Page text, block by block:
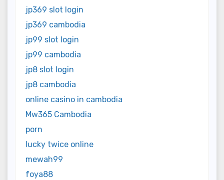
jp369 slot login
jp369 cambodia
jp99 slot login
jp99 cambodia
jp8 slot login
jp8 cambodia
online casino in cambodia
Mw365 Cambodia
porn
lucky twice online
mewah99
foya88